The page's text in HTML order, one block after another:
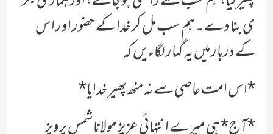
ی بنا دے۔ ہم سب مل کر خدا کے حضور اور اس
کے دربار میں یہ گہار لگاءیں کہ
*اس امت عاصی سے نہ منھ پھیر خدایا*
*آج* ہی میرے انتہائی عزیز مولانا شمس پرویز